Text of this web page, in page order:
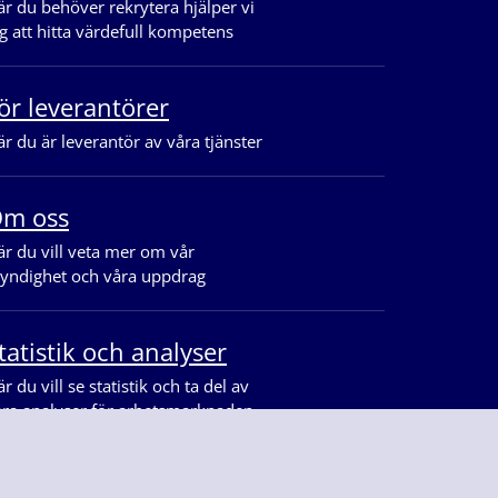
du behöver rekrytera hjälper vi
att hitta värdefull kompetens
leverantörer
du är leverantör av våra tjänster
oss
du vill veta mer om vår
och våra uppdrag
och analyser
du vill se statistik och ta del av
analyser för arbetsmarknaden